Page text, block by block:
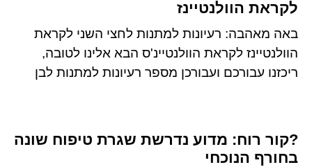
לקראת הוולנטיינז
באה מאהבה: רעיונות למתנות לחצי השני לקראת
הוולנטיינז לקראת הוולנטיינ'ס הבא אלינו לטובה,
ריכזנו עבורכם ועבורכן מספר רעיונות למתנות לבן
?קור רוח: מדוע נדרשת שגרת טיפוח שונה
בחורף הנוכחי